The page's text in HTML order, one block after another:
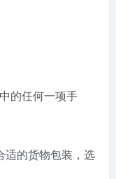
的任何一项手
适的货物包装，选